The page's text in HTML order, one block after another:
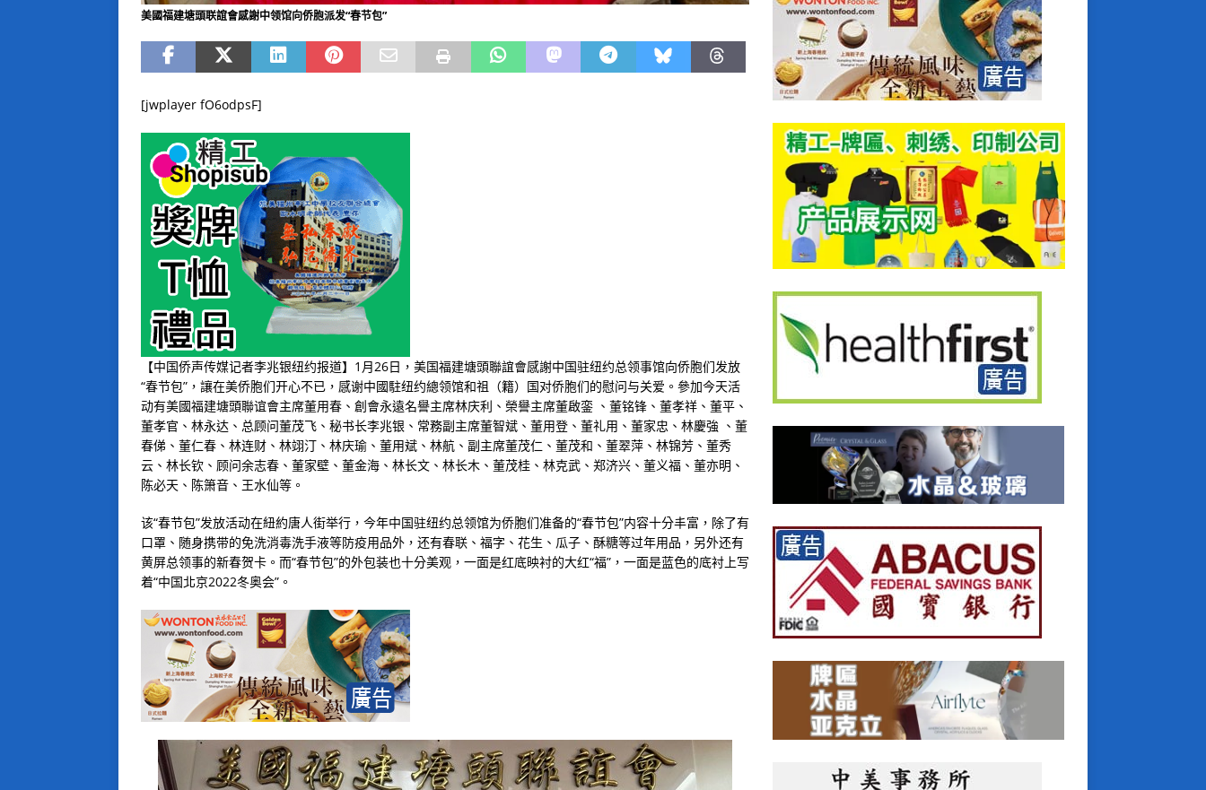
美國福建塘頭联誼會感謝中领馆向侨胞派发“春节包”
[jwplayer fO6odpsF]
【中国侨声传媒记者李兆银纽约报道】1月26日，美国福建塘頭聯誼會感謝中国驻纽约总领事馆向侨胞们发放
“春节包”，讓在美侨胞们开心不已，感谢中國駐纽约總领馆和祖（籍）国对侨胞们的慰问与关爱。參加今天活
动有美國福建塘頭聯谊會主席董用春、創會永遠名譽主席林庆利、榮譽主席董啟銮 、董铭锋、董孝祥、董平、
董孝官、林永达、总顾问董茂飞、秘书长李兆银、常務副主席董智斌、董用登、董礼用、董家忠、林慶強 、董
春俤、董仁春、林连财、林翊汀、林庆瑜、董用斌、林航、副主席董茂仁、董茂和、董翠萍、林锦芳、董秀
云、林长钦、顾问余志春、董家壁、董金海、林长文、林长木、董茂桂、林克武、郑济兴、董义福、董亦明、
陈必天、陈箫音、王水仙等。
该“春节包”发放活动在紐約唐人街举行，今年中国驻纽约总领馆为侨胞们准备的“春节包”内容十分丰富，除了有
口罩、随身携带的免洗消毒洗手液等防疫用品外，还有春联、福字、花生、瓜子、酥糖等过年用品，另外还有
黄屏总领事的新春贺卡。而“春节包”的外包装也十分美观，一面是红底映衬的大红“福”，一面是蓝色的底衬上写
着“中国北京2022冬奥会”。